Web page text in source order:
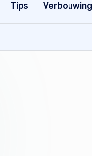
Tips Verbouwing